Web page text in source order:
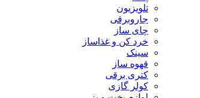
تلویزیون
جاروبرقی
چای ساز
خرد کن و غذاساز
سینک
قهوه ساز
کتری برقی
کولر گازی